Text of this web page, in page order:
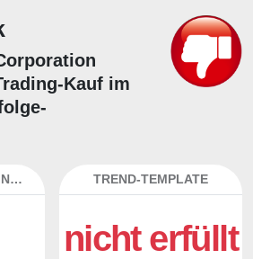
Kauf im
RELATIVE-STÄRKE-INDEX TREND-TEMPLATE
nicht erfüllt